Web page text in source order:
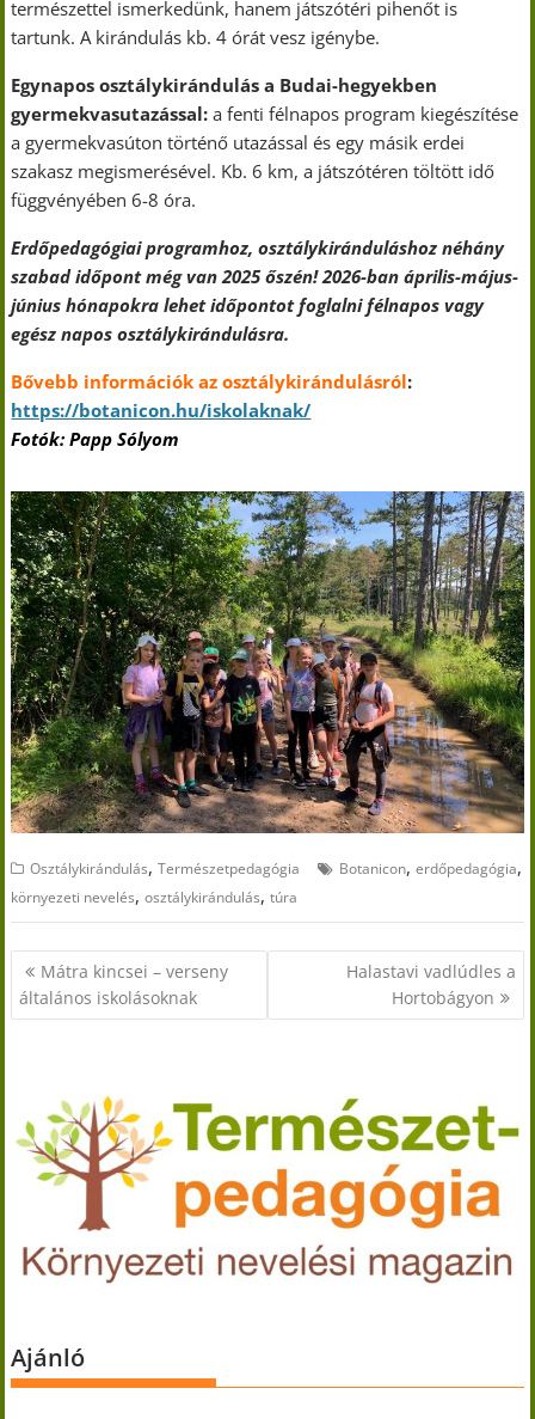
természettel ismerkedünk, hanem játszótéri pihenőt is
tartunk. A kirándulás kb. 4 órát vesz igénybe.
Egynapos osztálykirándulás a Budai-hegyekben
gyermekvasutazással: a fenti félnapos program kiegészítése
a gyermekvasúton történő utazással és egy másik erdei
szakasz megismerésével. Kb. 6 km, a játszótéren töltött idő
függvényében 6-8 óra.
Erdőpedagógiai programhoz, osztálykiránduláshoz néhány
szabad időpont még van 2025 őszén! 2026-ban április-május-
június hónapokra lehet időpontot foglalni félnapos vagy
egész napos osztálykirándulásra.
Bővebb információk az osztálykirándulásról:
https://botanicon.hu/iskolaknak/
Fotók: Papp Sólyom
Osztálykirándulás,Természetpedagógia Botanicon,erdőpedagógia,
környezeti nevelés,osztálykirándulás,túra
Bejegyzés
navigáció
Mátra kincsei – verseny
általános iskolásoknak
Halastavi vadlúdles a
Hortobágyon
Ajánló